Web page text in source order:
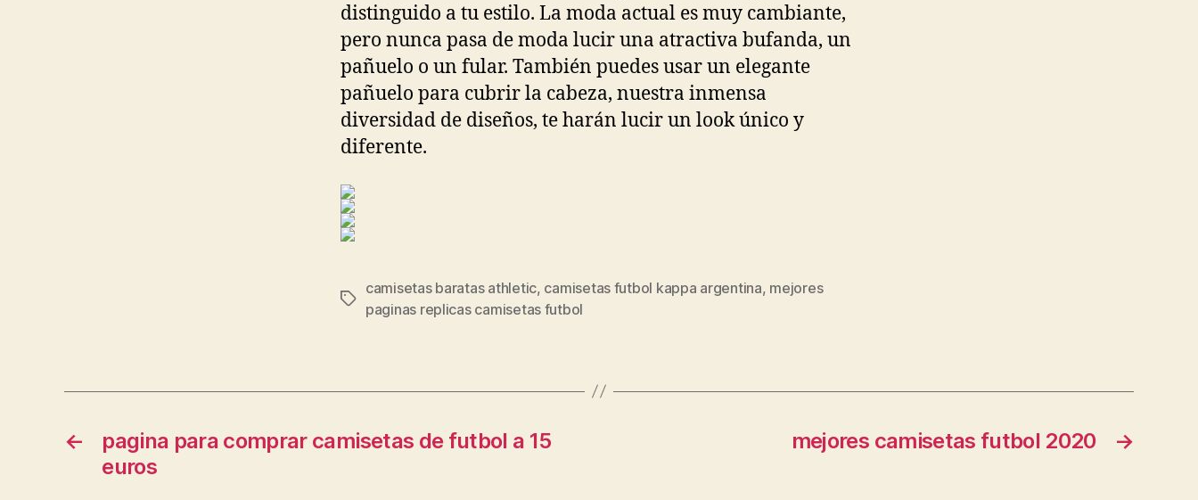
distinguido a tu estilo. La moda actual es muy cambiante,
pero nunca pasa de moda lucir una atractiva bufanda, un
pañuelo o un fular. También puedes usar un elegante
pañuelo para cubrir la cabeza, nuestra inmensa
diversidad de diseños, te harán lucir un look único y
diferente.
Etiquetas
camisetas baratas athletic, camisetas futbol kappa argentina, mejores
paginas replicas camisetas futbol
←
pagina para comprar camisetas de futbol a 15
euros
→
mejores camisetas futbol 2020